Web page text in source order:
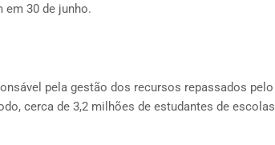
em 30 de junho.
pela gestão dos recursos repassados pelo
cerca de 3,2 milhões de estudantes de escolas